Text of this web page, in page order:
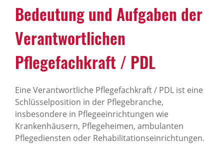
Bedeutung und Aufgaben der
Verantwortlichen
Pflegefachkraft / PDL
Eine Verantwortliche Pflegefachkraft / PDL ist eine
Schlüsselposition in der Pflegebranche,
insbesondere in Pflegeeinrichtungen wie
Krankenhäusern, Pflegeheimen, ambulanten
Pflegediensten oder Rehabilitationseinrichtungen.